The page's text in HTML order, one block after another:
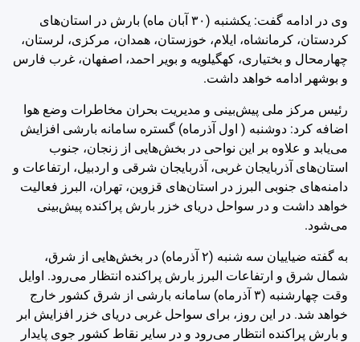
وی در ادامه گفت: یکشنبه (۳۰ آبان ماه) بارش در استان‌های
کردستان، کرمانشاه، ایلام، خوزستان، همدان، مرکزی، لرستان،
چهارمحال و بختیاری، کهگیلویه و بویر احمد، اصفهان، غرب فارس
و بوشهر ادامه خواهد داشت.
رئیس مرکز ملی پیش‌بینی و مدیریت بحران مخاطرات وضع هوا
اضافه کرد: دوشنبه ( اول آذرماه) گستره سامانه بارشی افزایش
می‌یابد و علاوه بر این نواحی در بخش‌هایی از زنجان، جنوب
استان‌های آذربایجان غربی، آذربایجان شرقی و اردبیل، ارتفاعات و
دامنه‌های جنوبی البرز در استان‌های قزوین، تهران، البرز فعالیت
خواهد داشت و در سواحل دریای خزر بارش پراکنده پیش‌بینی
می‌شود.
به گفته ضیاییان سه شنبه (۲ آذرماه) در بخش‌هایی از شرق،
شمال شرق و ارتفاعات البرز بارش پراکنده انتظار می‌رود. اوایل
وقت چهارشنبه (۳ آذرماه) سامانه بارشی از شرق کشور خارج
خواهد شد. در این روز، برای سواحل غربی دریای خزر افزایش ابر
و بارش پراکنده انتظار می‌رود و در سایر نقاط کشور جوی پایدار